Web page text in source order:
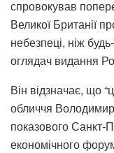
спровокував
Великої Британії
небезпеці, ніж
оглядач видання
Він відзначає, що
обличчя
показового Санкт-
економічного